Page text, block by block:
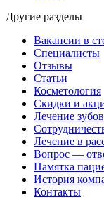
Другие разделы
Вакансии в
Специалисты
Отзывы
Статьи
Косметология
Скидки и
Лечение
Лечение в
Вопрос —
Памятка
История
Контакты